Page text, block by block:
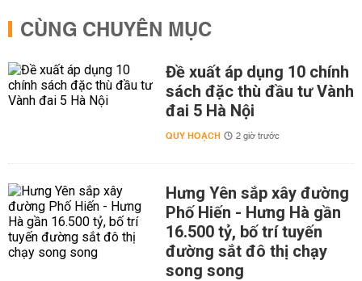
CÙNG CHUYÊN MỤC
Đề xuất áp dụng 10 chính
sách đặc thù đầu tư Vành
đai 5 Hà Nội
QUY HOẠCH 2 giờ trước
Hưng Yên sắp xây đường
Phố Hiến - Hưng Hà gần
16.500 tỷ, bố trí tuyến
đường sắt đô thị chạy
song song